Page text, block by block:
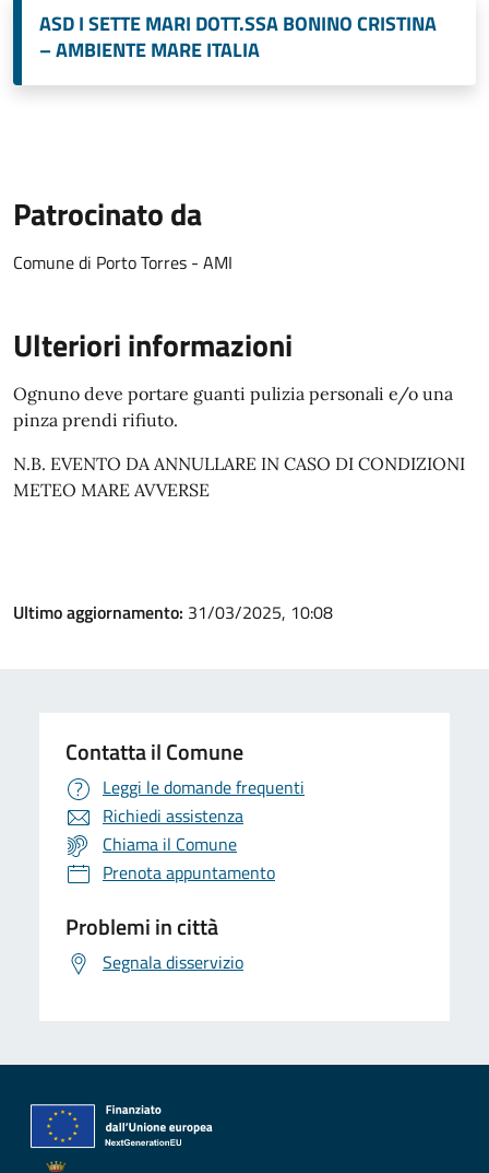
ASD I SETTE MARI DOTT.SSA BONINO CRISTINA
– AMBIENTE MARE ITALIA
Patrocinato da
Comune di Porto Torres - AMI
Ulteriori informazioni
Ognuno deve portare guanti pulizia personali e/o una
pinza prendi rifiuto.
N.B. EVENTO DA ANNULLARE IN CASO DI CONDIZIONI
METEO MARE AVVERSE
Ultimo aggiornamento: 31/03/2025, 10:08
Contatta il Comune
Leggi le domande frequenti
Richiedi assistenza
Chiama il Comune
Prenota appuntamento
Problemi in città
Segnala disservizio